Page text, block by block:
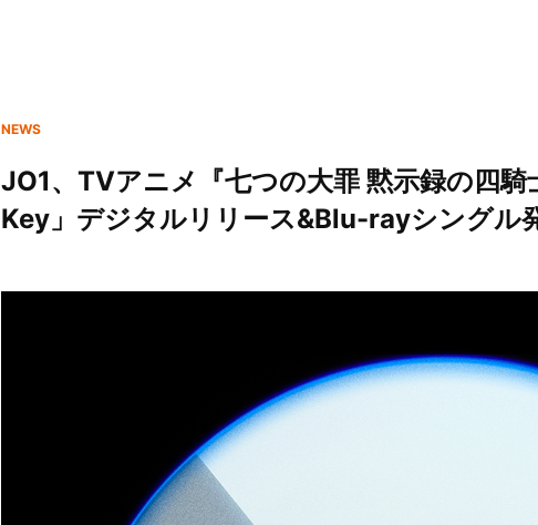
NEWS
JO1、TVアニメ『七つの大罪 黙示録の四
Key」デジタルリリース&Blu-rayシングル